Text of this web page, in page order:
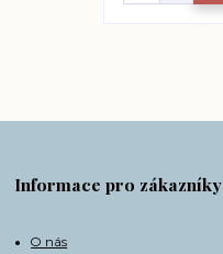
Informace pro zákazníky
O nás